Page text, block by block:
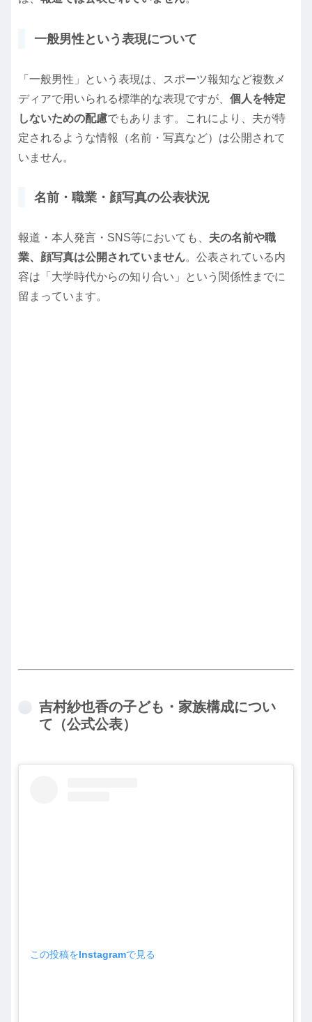
一般男性という表現について
「一般男性」という表現は、スポーツ報知など複数メ
ディアで用いられる標準的な表現ですが、 個人を特定
しないための配慮でもあります。これにより、夫が特
定されるような情報（名前・写真など）は公開されて
いません。
名前・職業・顔写真の公表状況
報道・本人発言・SNS等においても、 夫の名前や職
業、顔写真は公開されていません。公表されている内
容は「大学時代からの知り合い」という関係性までに
留まっています。
吉村紗也香の子ども・家族構成につい
て（公式公表）
この投稿をInstagramで見る